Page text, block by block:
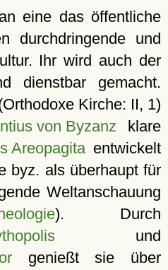
eine das öffentliche
durchdringende und
Ihr wird auch der
dienstbar gemacht.
Orthodoxe Kirche: II, 1)
von Byzanz klare
Areopagitaentwickelt
byz. als überhaupt für
Weltanschauung
). Durch
und
genießt sie über